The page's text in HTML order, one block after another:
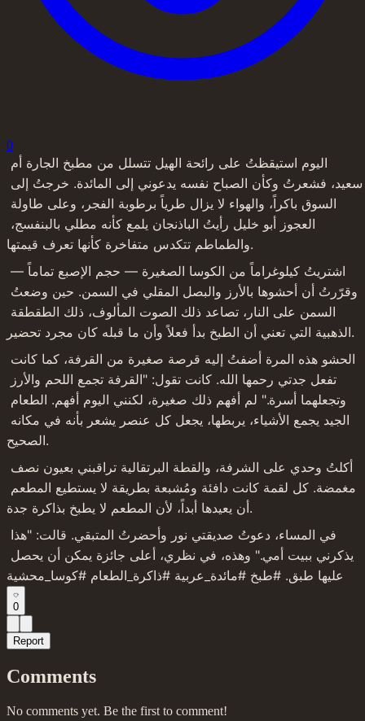
0
والطماطم تتكدس متفاخرة كأنها تعرف قيمتها.
الذهبية التي تعني أن الطبخ بدأ فعلاً وأن ما قبله كان مجرد تحضير.
الصحيح.
أن يعيدها أبداً، لأن المطعم لا يطبخ بذاكرة جدة.
عليها طبق. #طبخ #مائدة_عربية #ذاكرة_الطعام #كوسا_محشية
0
Report
Comments
No comments yet. Be the first to comment!